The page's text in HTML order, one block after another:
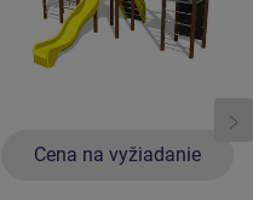
Cena na vyžiadanie